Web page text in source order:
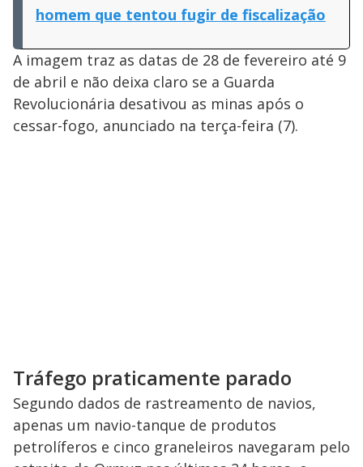
homem que tentou fugir de fiscalização
A imagem traz as datas de 28 de fevereiro até 9
de abril e não deixa claro se a Guarda
Revolucionária desativou as minas após o
cessar-fogo, anunciado na terça-feira (7).
Tráfego praticamente parado
Segundo dados de rastreamento de navios,
apenas um navio-tanque de produtos
petrolíferos e cinco graneleiros navegaram pelo